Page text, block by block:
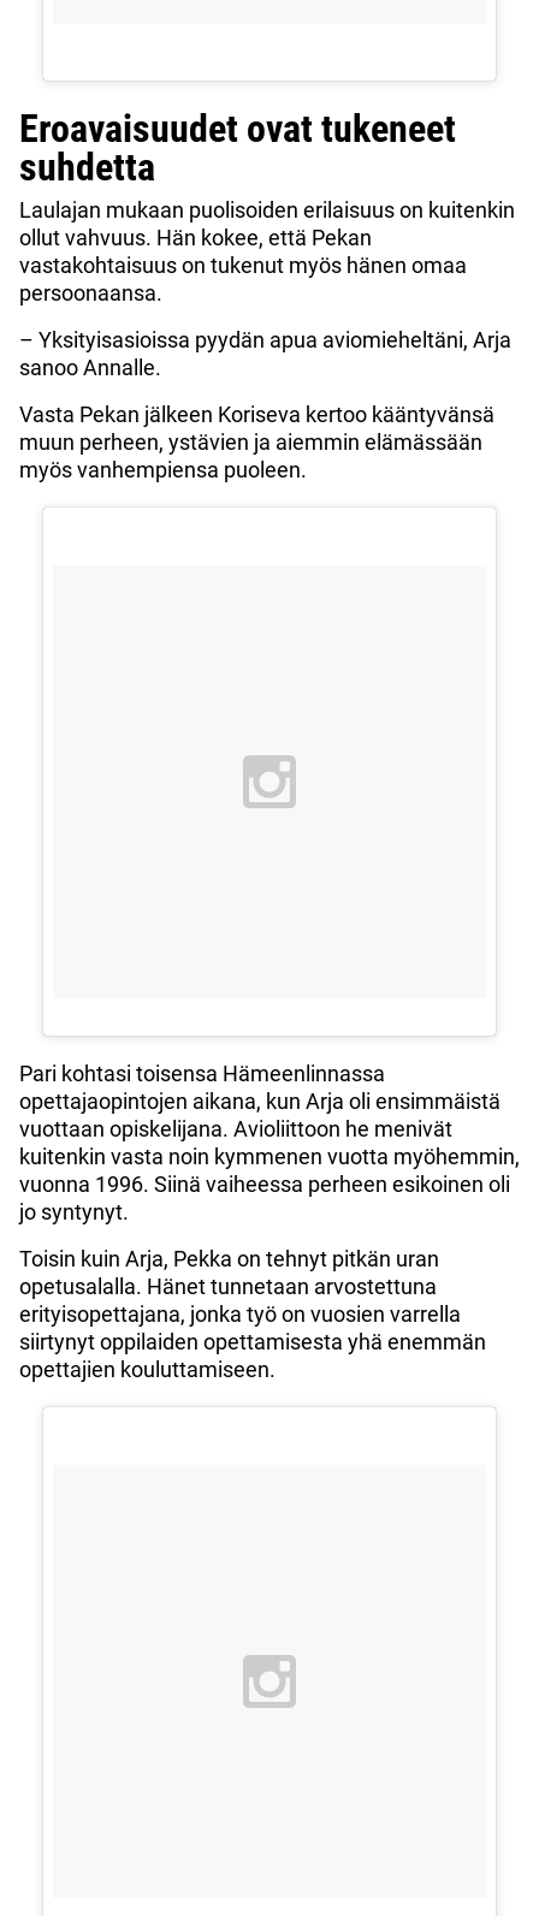
Eroavaisuudet ovat tukeneet
suhdetta
Laulajan mukaan puolisoiden erilaisuus on kuitenkin
ollut vahvuus. Hän kokee, että Pekan
vastakohtaisuus on tukenut myös hänen omaa
persoonaansa.
– Yksityisasioissa pyydän apua aviomieheltäni, Arja
sanoo Annalle.
Vasta Pekan jälkeen Koriseva kertoo kääntyvänsä
muun perheen, ystävien ja aiemmin elämässään
myös vanhempiensa puoleen.
Pari kohtasi toisensa Hämeenlinnassa
opettajaopintojen aikana, kun Arja oli ensimmäistä
vuottaan opiskelijana. Avioliittoon he menivät
kuitenkin vasta noin kymmenen vuotta myöhemmin,
vuonna 1996. Siinä vaiheessa perheen esikoinen oli
jo syntynyt.
Toisin kuin Arja, Pekka on tehnyt pitkän uran
opetusalalla. Hänet tunnetaan arvostettuna
erityisopettajana, jonka työ on vuosien varrella
siirtynyt oppilaiden opettamisesta yhä enemmän
opettajien kouluttamiseen.